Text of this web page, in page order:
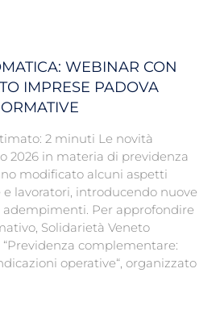
WEBINAR CON
IMPRESE PADOVA
2 minuti Le novità
2026 in materia di previdenza
modificato alcuni aspetti
lavoratori, introducendo nuove
adempimenti. Per approfondire
Solidarietà Veneto
complementare:
operative“, organizzato